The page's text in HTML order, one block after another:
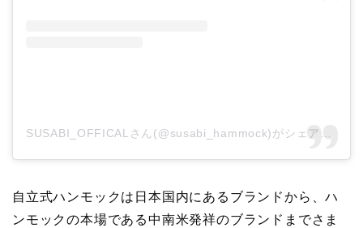
自立式ハンモックは日本国内にあるブランドから、ハ
ンモックの本場である中南米発祥のブランドまでさま